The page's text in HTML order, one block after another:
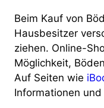
Beim Kauf von
Hausbesitzer
ziehen. Online-
Möglichkeit,
Auf Seiten wie
Informationen